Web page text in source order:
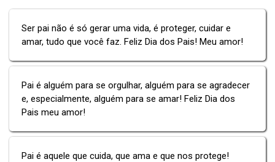
Ser pai não é só gerar uma vida, é proteger, cuidar e
amar, tudo que você faz. Feliz Dia dos Pais! Meu amor!
Pai é alguém para se orgulhar, alguém para se agradecer
e, especialmente, alguém para se amar! Feliz Dia dos
Pais meu amor!
Pai é aquele que cuida, que ama e que nos protege!